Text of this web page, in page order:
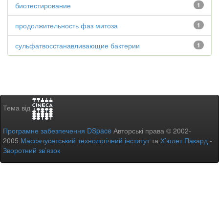
1
биотестирование
1
продолжительность фаз митоза
1
сульфатвосстанавливающие бактерии
Тема від
Програмне забезпечення DSpace Авторські права © 2002-
2005 Массачусетський технологічний інститутта Х’юлет Пакард -
Зворотний зв’язок